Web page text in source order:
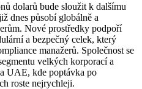
dolarů bude sloužit k dalšímu
dnes působí globálně a
Nové prostředky podpoří
a bezpečný celek, který
manažerů. Společnost se
velkých korporací a
UAE, kde poptávka po
roste nejrychleji.